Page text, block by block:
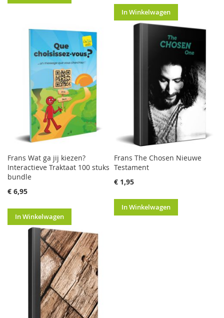
In Winkelwagen
Frans Wat ga jij kiezen?
Interactieve Traktaat 100 stuks
bundle
€ 6,95
In Winkelwagen
Frans The Chosen Nieuwe
Testament
€ 1,95
In Winkelwagen